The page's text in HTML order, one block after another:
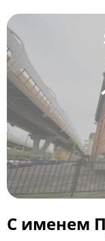
С именем